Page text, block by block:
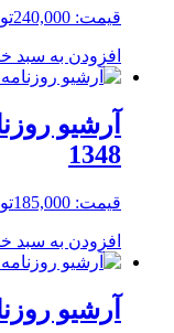
قیمت: 240,000
افزودن به سبد
آرشیو
1348
قیمت: 185,000
افزودن به سبد
آرشیو